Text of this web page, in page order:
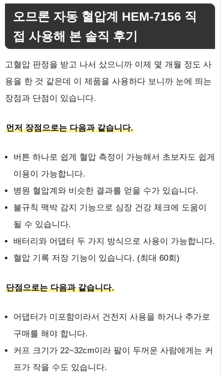
오므론 자동 혈압계 HEM-7156 직
접 사용해 본 솔직 후기
고혈압 판정을 받고 나서 샀으니까 이제 몇 개월 정도 사
용을 한 것 같은데 이 제품을 사용하다 보니까 눈에 띄는
장점과 단점이 있습니다.
먼저 장점으로는 다음과 같습니다.
버튼 하나로 쉽게 혈압 측정이 가능해서 초보자도 쉽게
이용이 가능합니다.
병원 혈압계와 비슷한 결과를 얻을 수가 있습니다.
불규칙 맥박 감지 기능으로 심장 건강 체크에 도움이
될 수 있습니다.
배터리와 어댑터 두 가지 방식으로 사용이 가능합니다.
혈압 기록 저장 기능이 있습니다. (최대 60회)
단점으로는 다음과 같습니다.
어댑터가 미포함이라서 건전지 사용을 하거나 추가로
구매를 해야 합니다.
커프 크기가 22~32cm이라 팔이 두꺼운 사람에게는 커
프가 작을 수도 있습니다.